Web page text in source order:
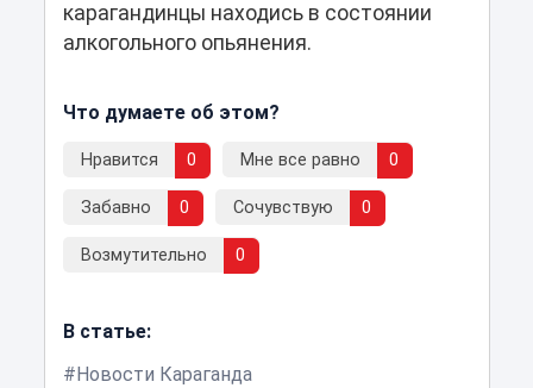
карагандинцы находись в состоянии
алкогольного опьянения.
Что думаете об этом?
Нравится 0 Мне все равно 0
Забавно 0 Сочувствую 0
Возмутительно 0
В статье:
Новости Караганда